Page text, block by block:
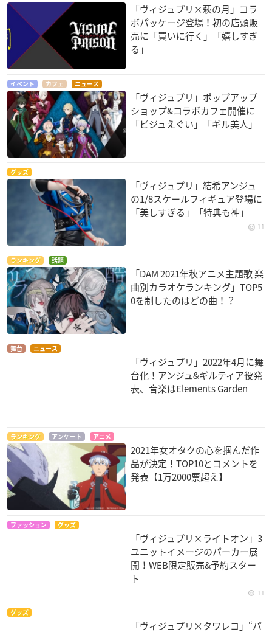
「ヴィジュプリ×萩の月」コラ
ボパッケージ登場！初の店頭販
売に「買いに行く」「嬉しすぎ
る」
イベント カフェ ニュース
「ヴィジュプリ」ポップアップ
ショップ&コラボカフェ開催に
「ビジュえぐい」「ギル美人」
グッズ
「ヴィジュプリ」結希アンジュ
の1/8スケールフィギュア登場に
「美しすぎる」「特典も神」
11
ランキング 話題
「DAM 2021年秋アニメ主題歌 楽
曲別カラオケランキング」TOP5
0を制したのはどの曲！？
舞台 ニュース
「ヴィジュプリ」2022年4月に舞
台化！アンジュ&ギルティア役発
表、音楽はElements Garden
ランキング アンケート アニメ
2021年女オタクの心を掴んだ作
品が決定！TOP10とコメントを
発表【1万2000票超え】
ファッション グッズ
「ヴィジュプリ×ライトオン」3
ユニットイメージのパーカー展
開！WEB限定販売&予約スター
ト
11
グッズ
「ヴィジュプリ×タワレコ」“パ